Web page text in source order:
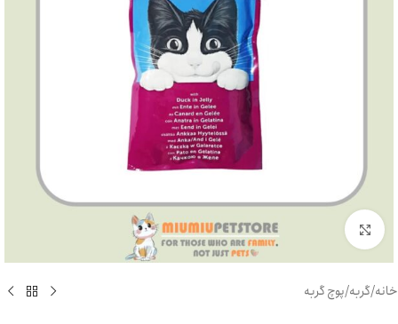
برای بزرگنمایی کلیک کنید
خانه/گربه/پوچ گربه